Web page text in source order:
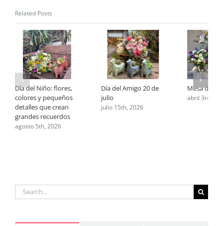
Related Posts
Día del Niño: flores,
colores y pequeños
detalles que crean
grandes recuerdos
agosto 5th, 2026
Día del Amigo 20 de
julio
julio 15th, 2026
Mesa de
abril 3rd,
Search
for: